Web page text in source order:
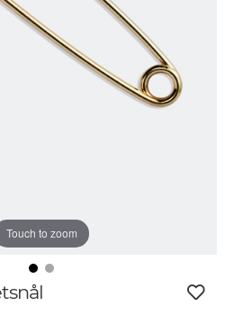
Touch to zoom